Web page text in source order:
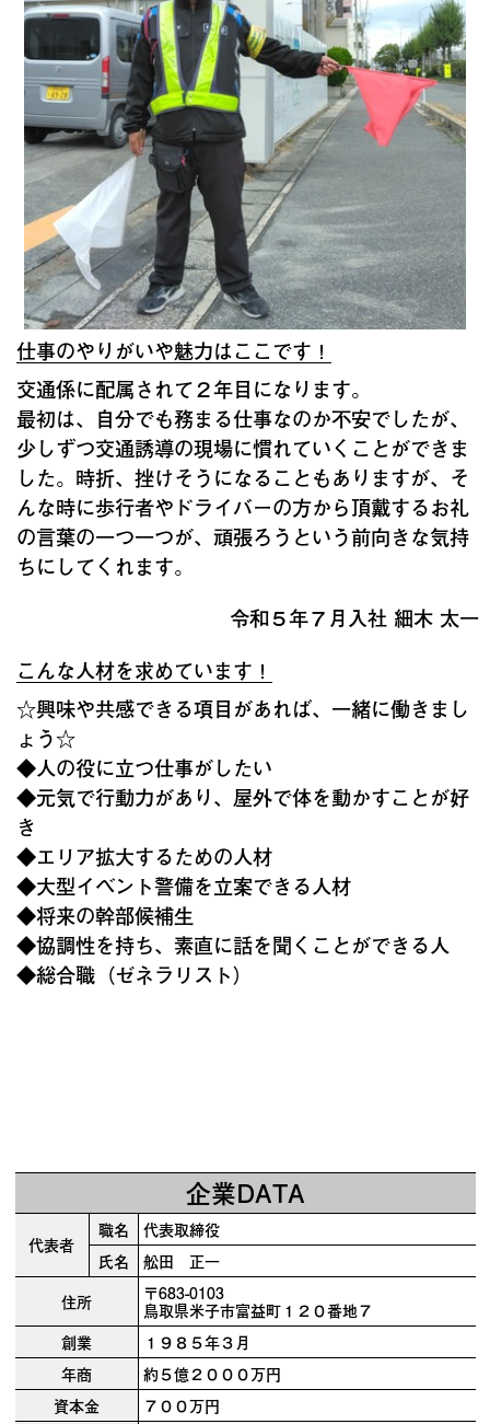
仕事のやりがいや魅力はここです！
交通係に配属されて２年目になります。
最初は、自分でも務まる仕事なのか不安でしたが、
少しずつ交通誘導の現場に慣れていくことができま
した。時折、挫けそうになることもありますが、そ
んな時に歩行者やドライバーの方から頂戴するお礼
の言葉の一つ一つが、頑張ろうという前向きな気持
ちにしてくれます。
令和５年７月入社 細木 太一
こんな人材を求めています！
☆興味や共感できる項目があれば、一緒に働きまし
ょう☆
◆人の役に立つ仕事がしたい
◆元気で行動力があり、屋外で体を動かすことが好
き
◆エリア拡大するための人材
◆大型イベント警備を立案できる人材
◆将来の幹部候補生
◆協調性を持ち、素直に話を聞くことができる人
◆総合職（ゼネラリスト）
企業DATA
代表者
職名
代表取締役
氏名
舩田 正一
住所
〒683-0103
鳥取県米子市富益町１２０番地７
創業
１９８５年３月
年商
約５億２０００万円
資本金
７００万円